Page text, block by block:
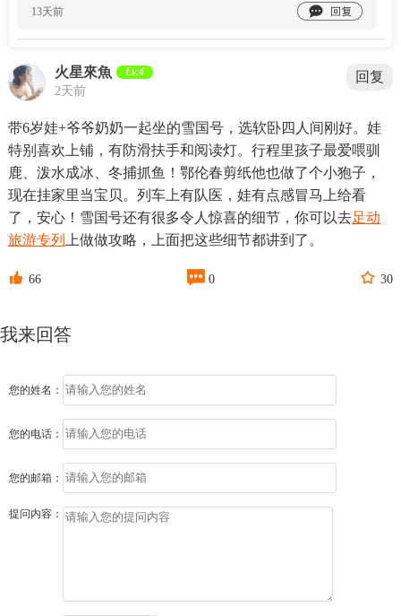
13天前 
火星來魚 Lv.4
2天前
回复
带6岁娃+爷爷奶奶一起坐的雪国号，选软卧四人间刚好。娃
特别喜欢上铺，有防滑扶手和阅读灯。行程里孩子最爱喂驯
鹿、泼水成冰、冬捕抓鱼！鄂伦春剪纸他也做了个小狍子，
现在挂家里当宝贝。列车上有队医，娃有点感冒马上给看
了，安心！雪国号还有很多令人惊喜的细节，你可以去足动
旅游专列
上做做攻略，上面把这些细节都讲到了。
 66  0  30
我来回答
您的姓名：
您的电话：
您的邮箱：
提问内容：